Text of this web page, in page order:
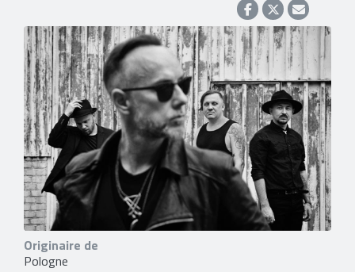
Originaire de
Pologne